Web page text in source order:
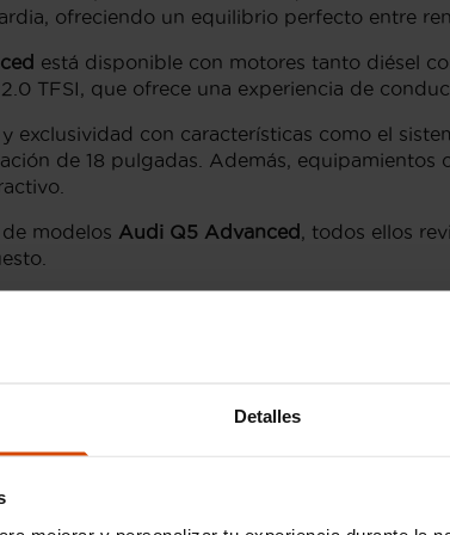
Detalles
ofreciendo un equilibrio perfecto entre
está disponible con motores tanto diésel
TFSI, que ofrece una experiencia de
con características como el
de 18 pulgadas. Además, equipamientos
modelos Audi Q5 Advanced , todos ellos
Q5 Advanced en
puedes explorar otras opciones del mismo
suspensión más dinámica para aquellos
ofrece acabados en negro brillante y un
está disponible el
,